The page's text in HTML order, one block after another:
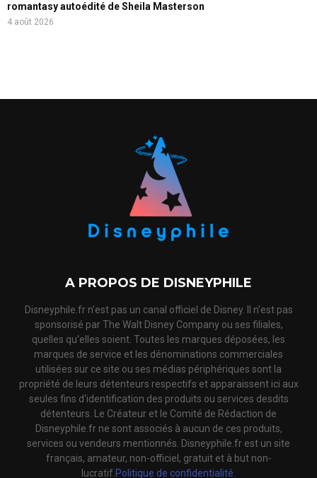
romantasy autoédité de Sheila Masterson
4 août 2026
A PROPOS DE DISNEYPHILE
Disneyphile.fr n'est pas un canal officiel de Disney. Il n'est pas
sponsorisé par The Walt Disney Company ou ses filiales,
quelles qu'elles soient. Toutes les marques déposées, les
marques de service et les dénominations commerciales
utilisées sur ce site ou ses médias périphériques sont la
propriété de leurs détenteurs respectifs et apparaissent ici aux
seules fins d'identification des produits ou services desdits
détenteurs. Le Créateur et le Comité de Rédaction de
Disneyphile.fr ne sont associés à aucun de ces produits,
services ou vendeurs mentionnés. Disneyphile.fr est un site
français, amateur, non-officiel, gratuit et à but non-
lucratif. Politique de confidentialité.